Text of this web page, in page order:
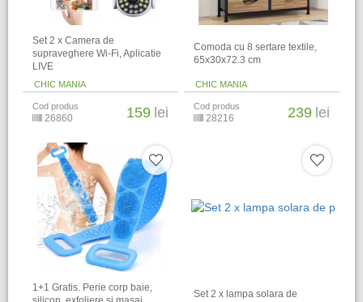
Set 2 x Camera de
supraveghere Wi-Fi, Aplicatie
LIVE
CHIC MANIA
Cod produs
26860 159 lei
Comoda cu 8 sertare textile,
65x30x72.3 cm
CHIC MANIA
Cod produs
28216 239 lei
1+1 Gratis. Perie corp baie,
Set 2 x lampa solara de